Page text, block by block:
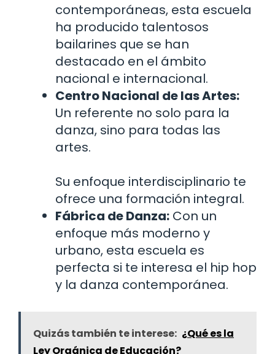
contemporáneas, esta escuela
ha producido talentosos
bailarines que se han
destacado en el ámbito
nacional e internacional.
Centro Nacional de las Artes:
Un referente no solo para la
danza, sino para todas las
artes.
Su enfoque interdisciplinario te
ofrece una formación integral.
Fábrica de Danza: Con un
enfoque más moderno y
urbano, esta escuela es
perfecta si te interesa el hip hop
y la danza contemporánea.
Quizás también te interese: ¿Qué es la
Ley Orgánica de Educación?